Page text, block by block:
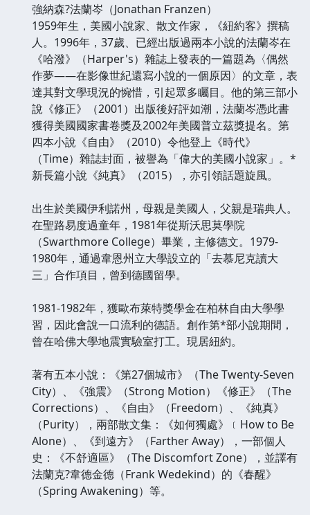
強納森?法蘭岑（Jonathan Franzen）
1959年生，美國小說家、散文作家，《紐約客》撰稿
人。1996年，37歲、已經出版過兩本小說的法蘭岑在
《哈潑》（Harper's）雜誌上發表的一篇題為〈偶然
作夢——在影像世紀還寫小說的一個原因〉的文章，表
達其對文學現況的惋惜，引起眾多矚目。他的第三部小
說《修正》（2001）出版後好評如潮，法蘭岑憑此書
獲得美國國家書卷獎及2002年美國普立茲獎提名。第
四本小說《自由》（2010）令他登上《時代》
（Time）雜誌封面，被譽為「偉大的美國小說家」。*
新長篇小說《純真》（2015），亦引領話題旋風。
出生於美國伊利諾州，母親是美國人，父親是瑞典人。
在聖路易度過童年，1981年從斯沃思莫學院
（Swarthmore College）畢業，主修德文。1979-
1980年，通過韋恩州立大學設立的「去慕尼克讀大
三」合作項目，曾到德國留學。
1981-1982年，獲歐布萊特獎學金在柏林自由大學學
習，因此會說一口流利的德語。創作第*部小說期間，
曾在哈佛大學地震實驗室打工。現居紐約。
著有五本小說：《第27個城市》（The Twenty-Seven
City）、《強震》（Strong Motion）《修正》（The
Corrections）、《自由》（Freedom）、《純真》
（Purity），兩部散文集：《如何獨處》﹝How to Be
Alone）、《到遠方》（Farther Away），一部個人
史：《不舒適區》（The Discomfort Zone），並譯有
法蘭克?韋德金德（Frank Wedekind）的《春醒》
（Spring Awakening）等。